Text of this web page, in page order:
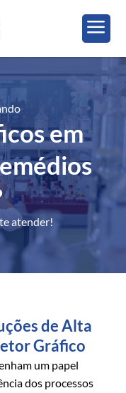
a
em
atender!
de Alta
Gráfico
um papel
dos processos